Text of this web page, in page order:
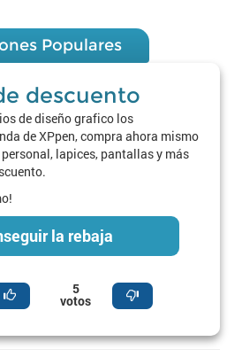
Populares
descuento
de diseño grafico los
de XPpen, compra ahora mismo
lapices, pantallas y más
la rebaja
5
votos